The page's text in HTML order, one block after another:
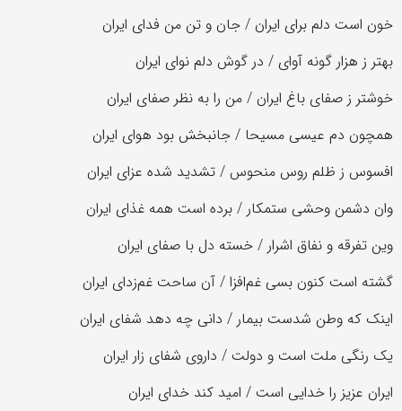
خون است دلم برای ایران / جان و تن من فدای ایران
بهتر ز هزار گونه آوای / در گوش دلم نوای ایران
خوشتر ز صفای باغ ایران / من را به نظر صفای ایران
همچون دم عیسی مسیحا / جانبخش بود هوای ایران
افسوس ز ظلم روس منحوس / تشدید شده عزای ایران
وان دشمن وحشی ستمکار / برده است همه غذای ایران
وین تفرقه و نفاق اشرار / خسته دل با صفای ایران
گشته است کنون بسی غم‌افزا / آن ساحت غم‌زدای ایران
اینک که وطن شدست بیمار / دانی چه دهد شفای ایران
یک رنگی ملت است و دولت / داروی شفای زار ایران
ایران عزیز را خدایی است / امید کند خدای ایران